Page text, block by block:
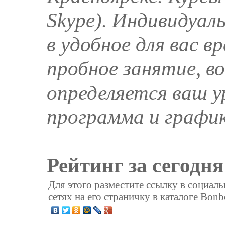
Skype).
в удобное для вас
пробное занятие,
определяется ваш
программа и
Рейтинг за
Для этого разместите ссылку в
сетях на его страничку в каталоге